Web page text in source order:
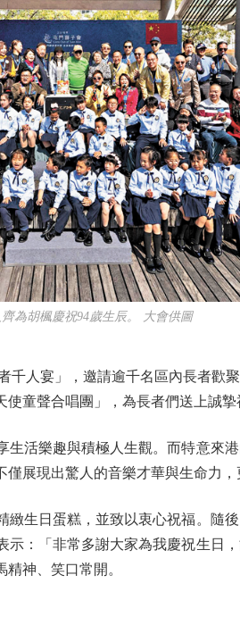
為胡楓慶祝94歲生辰。 大會供圖
人宴」，邀請逾千名區內長者歡
童聲合唱團」，為長者們送上誠
樂趣與積極人生觀。而特意來
展現出驚人的音樂才華與生命力，
生日蛋糕，並致以衷心祝福。隨
：「非常多謝大家為我慶祝生日
神、笑口常開。